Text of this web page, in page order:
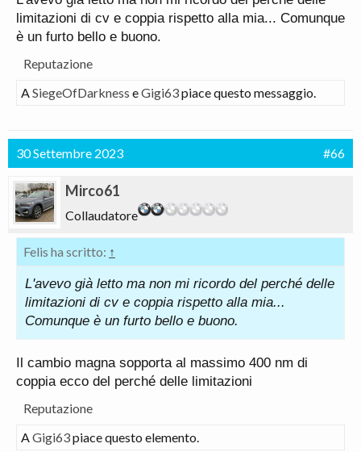
limitazioni di cv e coppia rispetto alla mia... Comunque
è un furto bello e buono.
Reputazione
ASiegeOfDarkness eGigi63piace questo messaggio.
30 Settembre 2023 #66
Mirco61
Collaudatore
Felis ha scritto: ↑
L'avevo già letto ma non mi ricordo del perché delle
limitazioni di cv e coppia rispetto alla mia...
Comunque è un furto bello e buono.
Il cambio magna sopporta al massimo 400 nm di
coppia ecco del perché delle limitazioni
Reputazione
AGigi63piace questo elemento.